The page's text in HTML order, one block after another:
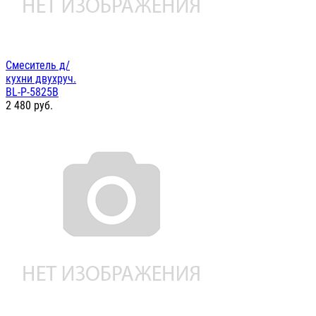
Смеситель д/
кухни двухруч.
BL-P-5825B
2 480 руб.